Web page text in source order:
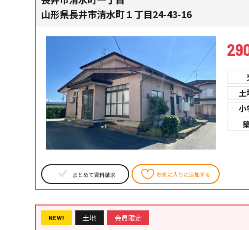
山形県長井市清水町１丁目24-43-16
土
小
まとめて資料請求 お気に入りに追加する
NEW! 土地 会員限定